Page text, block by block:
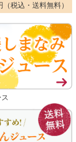
（税込・送料無料）